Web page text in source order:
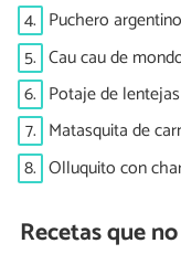
4. Puchero argentino
5. Cau cau de
6. Potaje de
7. Matasquita de
8. Olluquito con
Recetas que